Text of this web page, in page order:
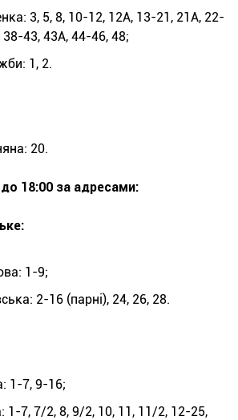
3, 5, 8, 10-12, 12А, 13-21, 21А, 22-
43, 43А, 44-46, 48;
1, 2.
20.
18:00 за адресами:
1-9;
2-16 (парні), 24, 26, 28.
1-7, 9-16;
1-7, 7/2, 8, 9/2, 10, 11, 11/2, 12-25,